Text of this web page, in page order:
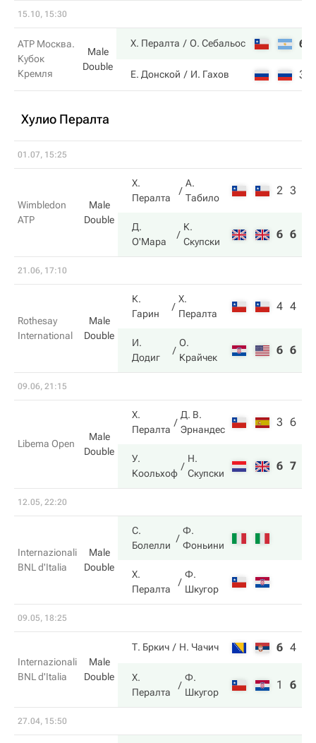
15.10, 15:30
ATP Москва.
Кубок
Кремля
Male
Double
Х. Пералта О. Себальос 6
Е. Донской И. Гахов 3
Хулио Пералта
01.07, 15:25
Wimbledon
ATP
Male
Double
Х.
Пералта
А.
Табило
2 3
Д.
О'Мара
К.
Скупски
6 6
21.06, 17:10
Rothesay
International
Male
Double
К.
Гарин
Х.
Пералта
4 4
И.
Додиг
О.
Крайчек
6 6
09.06, 21:15
Libema Open
Male
Double
Х.
Пералта
Д. В.
Эрнандес
3 6
У.
Коольхоф
Н.
Скупски
6 7
12.05, 22:20
Internazionali
BNL d'Italia
Male
Double
С.
Болелли
Ф.
Фоньини
Х.
Пералта
Ф.
Шкугор
09.05, 18:25
Internazionali
BNL d'Italia
Male
Double
Т. Бркич Н. Чачич 6 4
Х.
Пералта
Ф.
Шкугор
1 6
27.04, 15:50